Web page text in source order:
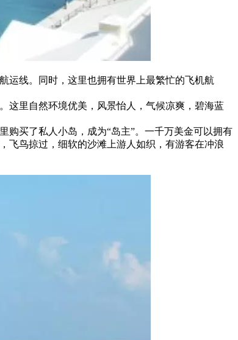
运线。同时，这里也拥有世界上最繁忙的飞机航
这里自然环境优美，风景怡人，气候凉爽，碧海蓝
购买了私人小岛，成为“岛主”。一千万美金可以拥有
飞鸟掠过，细软的沙滩上游人如织，有游客在冲浪